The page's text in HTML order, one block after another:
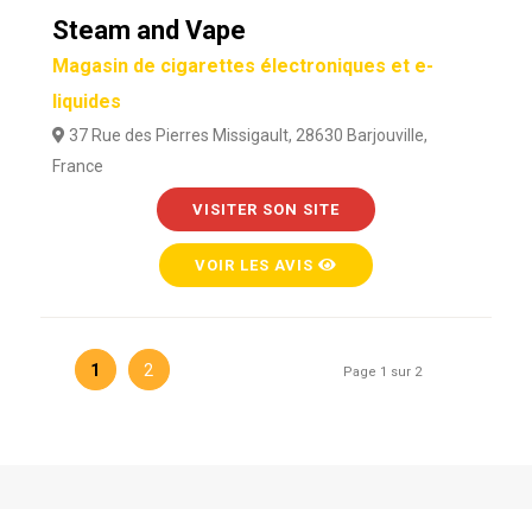
Steam and Vape
Magasin de cigarettes électroniques et e-
liquides
37 Rue des Pierres Missigault, 28630 Barjouville,
France
VISITER SON SITE
VOIR LES AVIS
Page 1 sur 2
1 2